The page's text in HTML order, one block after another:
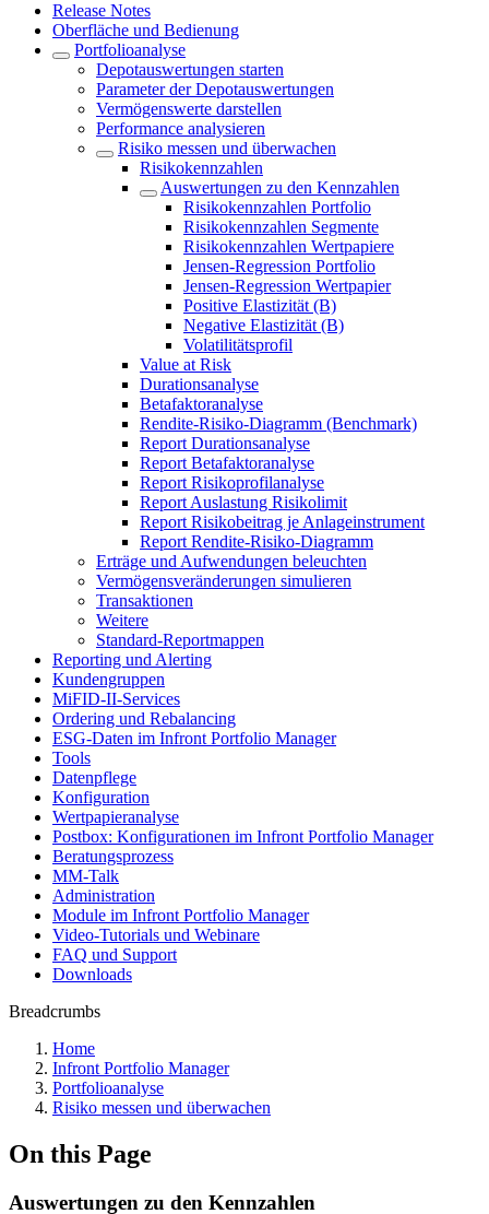
Release Notes
Oberfläche und Bedienung
Portfolioanalyse
Depotauswertungen starten
Parameter der Depotauswertungen
Vermögenswerte darstellen
Performance analysieren
Risiko messen und überwachen
Risikokennzahlen
Auswertungen zu den Kennzahlen
Risikokennzahlen Portfolio
Risikokennzahlen Segmente
Risikokennzahlen Wertpapiere
Jensen-Regression Portfolio
Jensen-Regression Wertpapier
Positive Elastizität (B)
Negative Elastizität (B)
Volatilitätsprofil
Value at Risk
Durationsanalyse
Betafaktoranalyse
Rendite-Risiko-Diagramm (Benchmark)
Report Durationsanalyse
Report Betafaktoranalyse
Report Risikoprofilanalyse
Report Auslastung Risikolimit
Report Risikobeitrag je Anlageinstrument
Report Rendite-Risiko-Diagramm
Erträge und Aufwendungen beleuchten
Vermögensveränderungen simulieren
Transaktionen
Weitere
Standard-Reportmappen
Reporting und Alerting
Kundengruppen
MiFID-II-Services
Ordering und Rebalancing
ESG-Daten im Infront Portfolio Manager
Tools
Datenpflege
Konfiguration
Wertpapieranalyse
Postbox: Konfigurationen im Infront Portfolio Manager
Beratungsprozess
MM-Talk
Administration
Module im Infront Portfolio Manager
Video-Tutorials und Webinare
FAQ und Support
Downloads
Breadcrumbs
Home
Infront Portfolio Manager
Portfolioanalyse
Risiko messen und überwachen
On this Page
Auswertungen zu den Kennzahlen